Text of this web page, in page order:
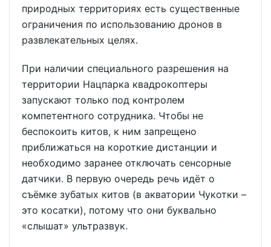
природных территориях есть существенные
ограничения по использованию дронов в
развлекательных целях.
При наличии специального разрешения на
территории Нацпарка квадрокоптеры
запускают только под контролем
компетентного сотрудника. Чтобы не
беспокоить китов, к ним запрещено
приближаться на короткие дистанции и
необходимо заранее отключать сенсорные
датчики. В первую очередь речь идёт о
съёмке зубатых китов (в акватории Чукотки –
это косатки), потому что они буквально
«слышат» ультразвук.